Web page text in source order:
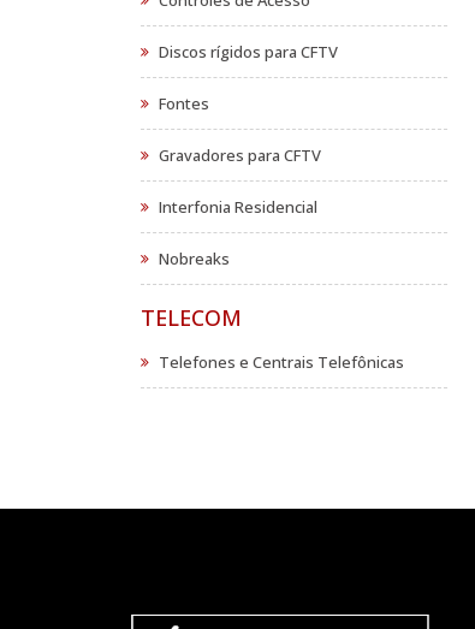
Discos rígidos para CFTV
Fontes
Gravadores para CFTV
Interfonia Residencial
Nobreaks
TELECOM
Telefones e Centrais Telefônicas